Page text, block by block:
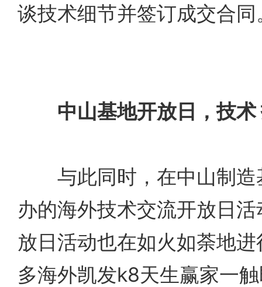
谈技术细节并签订成交合同
中山基地开放日，技
与此同时，在中山制造
办的海外技术交流开放日
放日活动也在如火如荼地
多海外凯发k8天生赢家一